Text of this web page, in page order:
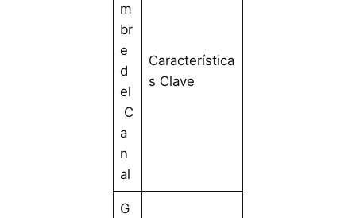
m
br
e
d
el
C
a
n
al
Característica
s Clave
G